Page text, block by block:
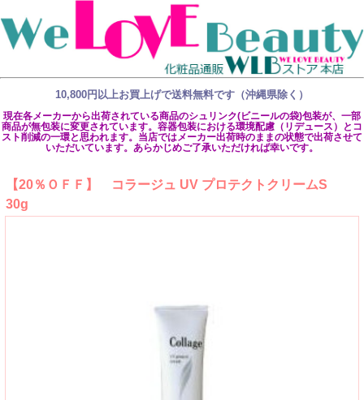
10,800円以上お買上げで送料無料です（沖縄県除く）
現在各メーカーから出荷されている商品のシュリンク(ビニールの袋)包装が、一部
商品が無包装に変更されています。容器包装における環境配慮（リデュース）とコ
スト削減の一環と思われます。当店ではメーカー出荷時のままの状態で出荷させて
いただいています。あらかじめご了承いただければ幸いです。
【20％ＯＦＦ】 コラージュ UV プロテクトクリームS
30g